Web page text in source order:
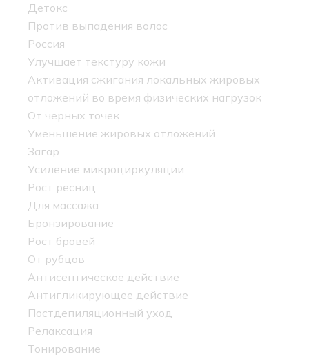
Детокс
Против выпадения волос
Россия
Улучшает текстуру кожи
Активация сжигания локальных жировых
отложений во время физических нагрузок
От черных точек
Уменьшение жировых отложений
Загар
Усиление микроциркуляции
Рост ресниц
Для массажа
Бронзирование
Рост бровей
От рубцов
Антисептическое действие
Антигликирующее действие
Постдепиляционный уход
Релаксация
Тонирование